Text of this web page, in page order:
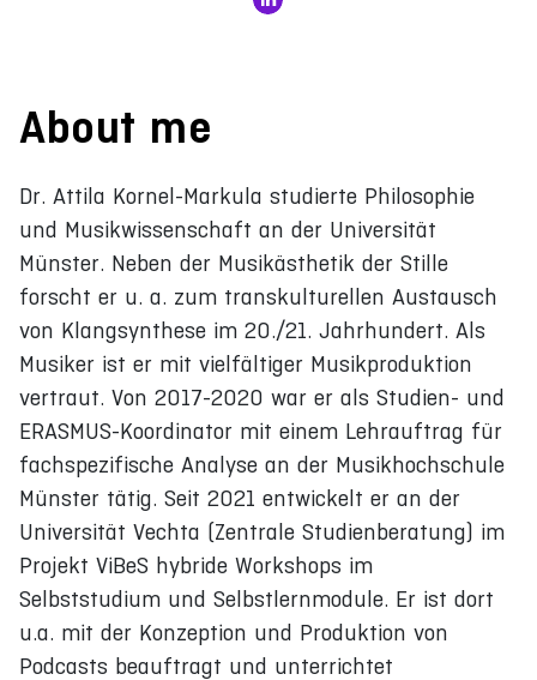
About me
Dr. Attila Kornel-Markula studierte Philosophie
und Musikwissenschaft an der Universität
Münster. Neben der Musikästhetik der Stille
forscht er u. a. zum transkulturellen Austausch
von Klangsynthese im 20./21. Jahrhundert. Als
Musiker ist er mit vielfältiger Musikproduktion
vertraut. Von 2017-2020 war er als Studien- und
ERASMUS-Koordinator mit einem Lehrauftrag für
fachspezifische Analyse an der Musikhochschule
Münster tätig. Seit 2021 entwickelt er an der
Universität Vechta (Zentrale Studienberatung) im
Projekt ViBeS hybride Workshops im
Selbststudium und Selbstlernmodule. Er ist dort
u.a. mit der Konzeption und Produktion von
Podcasts beauftragt und unterrichtet